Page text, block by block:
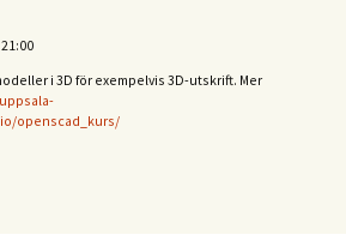
21:00
i 3D för exempelvis 3D-utskrift. Mer
openscad_kurs/